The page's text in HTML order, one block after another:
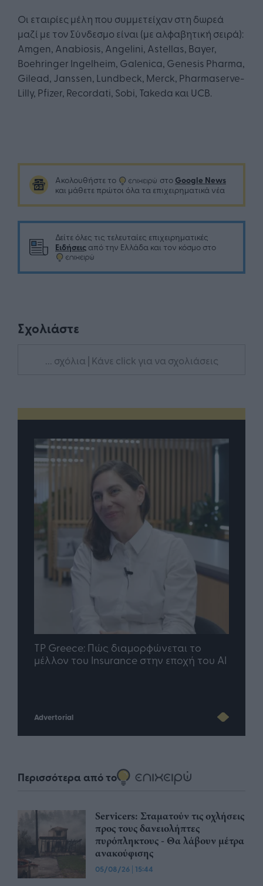
Οι εταιρίες μέλη που συμμετείχαν στη δωρεά
μαζί με τον Σύνδεσμο είναι (με αλφαβητική σειρά):
Amgen, Anabiosis, Angelini, Astellas, Bayer,
Boehringer Ingelheim, Galenica, Genesis Pharma,
Gilead, Janssen, Lundbeck, Merck, Pharmaserve-
Lilly, Pfizer, Recordati, Sobi, Takeda και UCB.
Ακολουθήστε το στο Google News
και μάθετε πρώτοι όλα τα επιχειρηματικά νέα
Δείτε όλες τις τελευταίες επιχειρηματικές
Ειδήσεις από την Ελλάδα και τον κόσμο στο
Σχολιάστε
... σχόλια | Κάνε click για να σχολιάσεις
TP Greece: Πώς διαμορφώνεται το
μέλλον του Insurance στην εποχή του AI
Advertorial
Περισσότερα από το
Servicers: Σταματούν τις οχλήσεις
προς τους δανειολήπτες
πυρόπληκτους - Θα λάβουν μέτρα
ανακούφισης
05/08/26 | 15:44